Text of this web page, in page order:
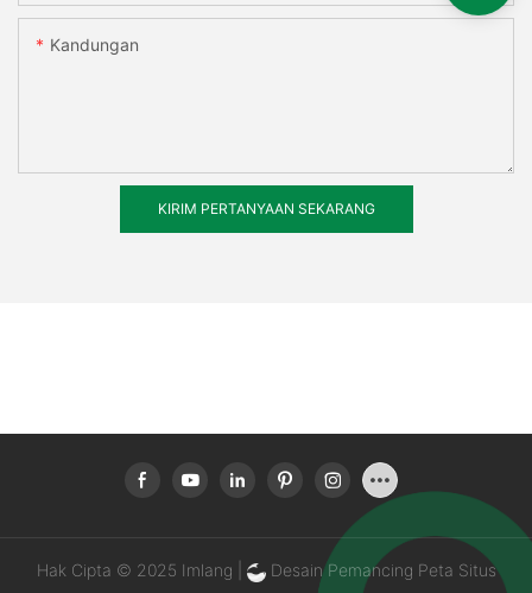
Kandungan
KIRIM PERTANYAAN SEKARANG
Hak Cipta © 2025 Imlang | Desain Pemancing Peta Situs